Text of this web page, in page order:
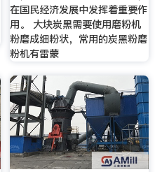
在国民经济发展中发挥着重要作
用。 大块炭黑需要使用磨粉机
粉磨成细粉状，常用的炭黑粉磨
粉机有雷蒙